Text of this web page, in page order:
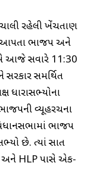
રહેલી ખેંચતાણ
આપતા ભાજપ અને
આજે સવારે 11:30
સમર્થિત
ધારાસભ્યોના
વ્યૂહરચના
ભાજપ
છે. ત્યાં સાત
અને HLP પાસે એક-